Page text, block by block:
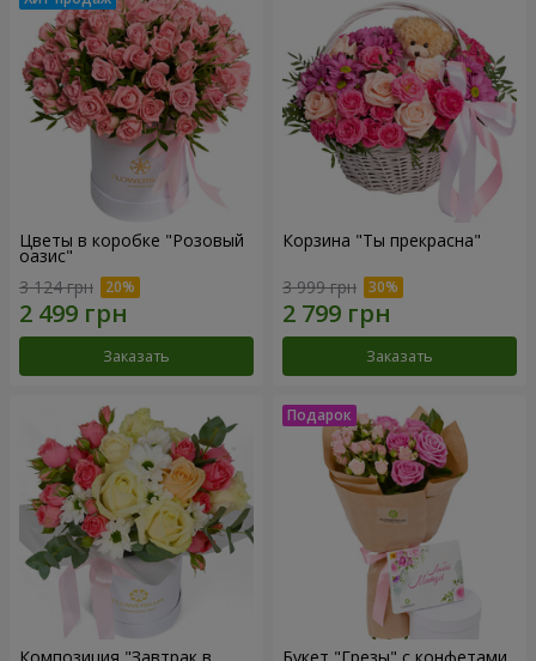
Цветы в коробке "Розовый
оазис"
3 124 грн
Заказать
Корзина "Ты прекрасна"
3 999 грн
Заказать